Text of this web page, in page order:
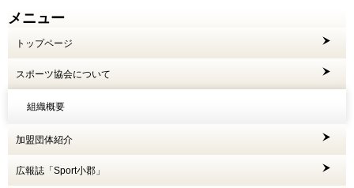
メニュー
テ
ツ
ッ
プ
トップページ
スポーツ協会について
組織概要
加盟団体紹介
広報誌「Sport小郡」